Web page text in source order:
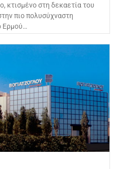
κτισμένο στη δεκαετία του
πιο πολυσύχναστη
Ερμού…